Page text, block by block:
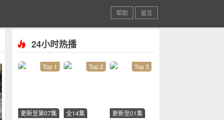
帮助 留言
24小时热播
Top 1
更新至第07集
Top 2
全14集
Top 3
更新至01集